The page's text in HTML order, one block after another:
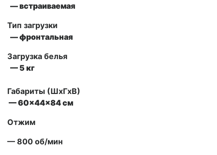
— встраиваемая
Тип загрузки
— фронтальная
Загрузка белья
— 5 кг
Габариты (ШxГxВ)
— 60x44x84 см
Отжим
— 800 об/мин